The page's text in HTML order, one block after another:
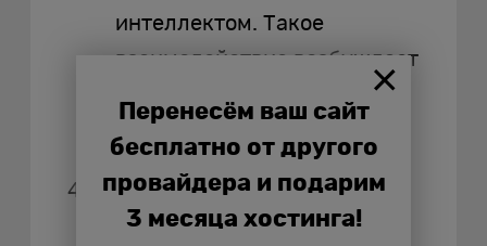
интеллектом. Такое
взаимодействие возбуждает
приобщиться к обучению.
Превратить повышение
квалификации сотрудников
Перенесём ваш сайт
бесплатно от другого
провайдера и подарим
3 месяца хостинга!